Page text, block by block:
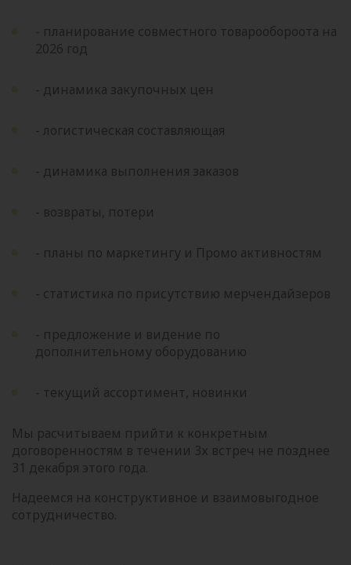
- планирование совместного товарообороота на
2026 год
- динамика закупочных цен
- логистическая составляющая
- динамика выполнения заказов
- возвраты, потери
- планы по маркетингу и Промо активностям
- статистика по присутствию мерчендайзеров
- предложение и видение по
дополнительному оборудованию
- текущий ассортимент, новинки
Мы расчитываем прийти к конкретным
договоренностям в течении 3х встреч не позднее
31 декабря этого года.
Надеемся на конструктивное и взаимовыгодное
сотрудничество.